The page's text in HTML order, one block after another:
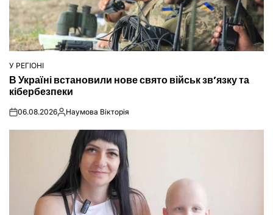
ОПУБЛІКУВАТИ
У
У РЕГІОНІ
В Україні встановили нове свято військ зв’язку та
кібербезпеки
on06.08.2026Опубліковано
Наумова Вікторія